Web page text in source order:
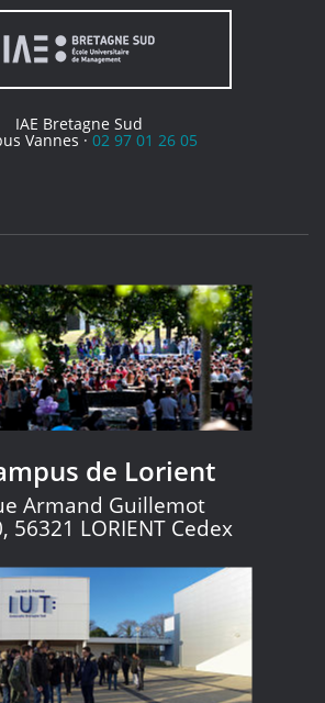
IAE Bretagne Sud
Vannes · 02 97 01 26 05
de Lorient
Armand Guillemot
56321 LORIENT Cedex